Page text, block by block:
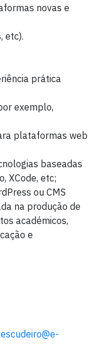
novas e
etc).
prática
exemplo,
plataformas web
baseadas
XCode, etc;
ou CMS
na produção de
académicos,
e